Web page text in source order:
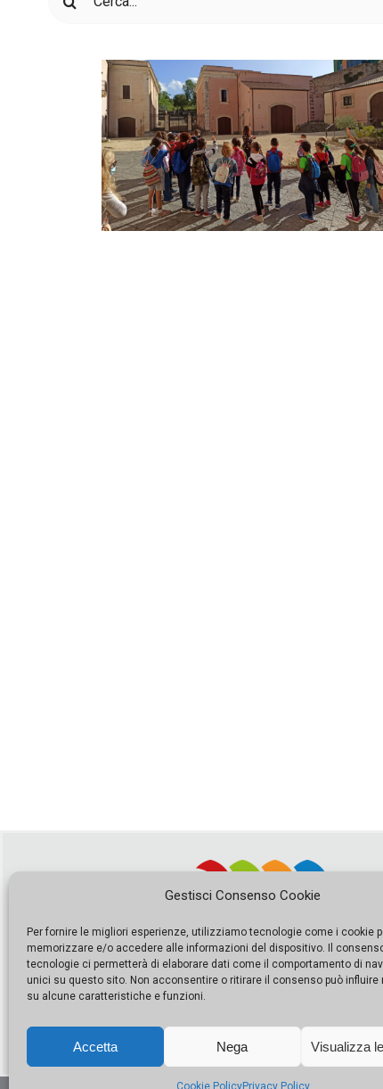
Gestisci Consenso Cookie
Per fornire le migliori esperienze, utilizziamo tecnologie come i cookie
memorizzare e/o accedere alle informazioni del dispositivo. Il
tecnologie ci permetterà di elaborare dati come il comportamento di
unici su questo sito. Non acconsentire o ritirare il consenso può influire
su alcune caratteristiche e funzioni.
Accetta Nega Visualizza
Cookie PolicyPrivacy Policy
per: